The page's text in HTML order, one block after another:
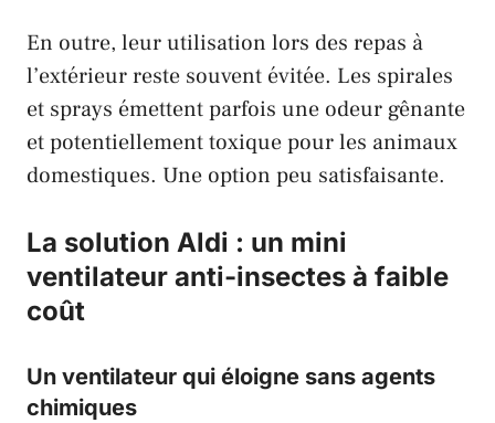
En outre, leur utilisation lors des repas à
l’extérieur reste souvent évitée. Les spirales
et sprays émettent parfois une odeur gênante
et potentiellement toxique pour les animaux
domestiques. Une option peu satisfaisante.
La solution Aldi : un mini
ventilateur anti-insectes à faible
coût
Un ventilateur qui éloigne sans agents
chimiques